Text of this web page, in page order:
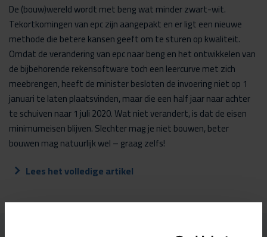
De (bouw)wereld wordt met beng wat minder zwart-wit.
Tekortkomingen van epc zijn aangepakt en er ligt een nieuwe
methode die betere kansen geeft om te sturen op kwaliteit.
Omdat de verandering van epc naar beng en het ontwikkelen van
de bijbehorende rekensoftware toch een leercurve met zich
meebrengen, heeft de minister besloten de invoering niet op 1
januari te laten plaatsvinden, maar die een half jaar naar achter
te schuiven naar 1 juli 2020. Wat niet verandert, is dat de eisen
minimumeisen blijven. Slechter mag je niet bouwen, beter
bouwen mag natuurlijk wel – graag zelfs!
Lees het volledige artikel